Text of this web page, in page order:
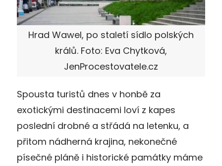
Hrad Wawel, po staletí sídlo polských
králů. Foto: Eva Chytková,
JenProcestovatele.cz
Spousta turistů dnes v honbě za
exotickými destinacemi loví z kapes
poslední drobné a střádá na letenku, a
přitom nádherná krajina, nekonečné
písečné pláně i historické památky máme